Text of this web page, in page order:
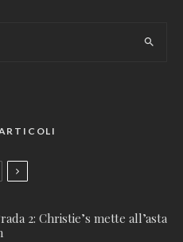
2: Christie’s mette all’asta